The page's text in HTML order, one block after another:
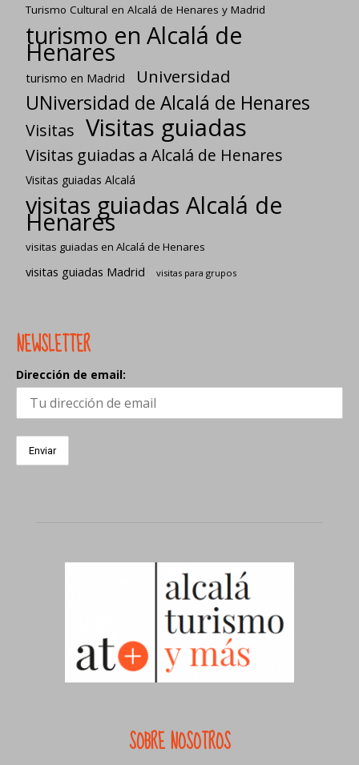
Turismo Cultural en Alcalá de Henares y Madrid
turismo en Alcalá de
Henares
turismo en Madrid Universidad
UNiversidad de Alcalá de Henares
Visitas Visitas guiadas
Visitas guiadas a Alcalá de Henares
Visitas guiadas Alcalá
visitas guiadas Alcalá de
Henares
visitas guiadas en Alcalá de Henares
visitas guiadas Madrid visitas para grupos
NEWSLETTER
Dirección de email:
SOBRE NOSOTROS